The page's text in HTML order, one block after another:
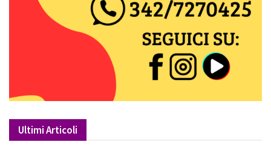
Ultimi Articoli